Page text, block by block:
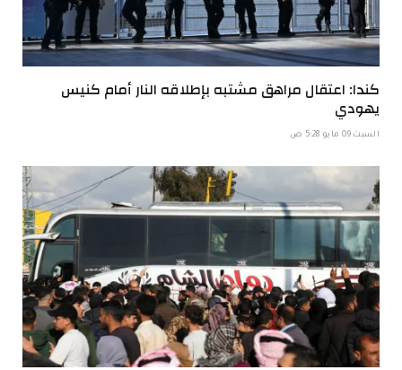
كندا: اعتقال مراهق مشتبه بإطلاقه النار أمام كنيس
يهودي
السبت 09 مايو 5:28 ص